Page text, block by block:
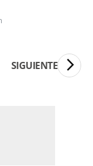
SIGUIENTE